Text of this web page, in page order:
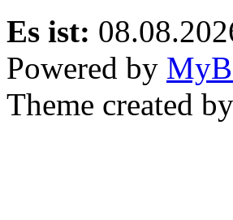
Es ist:
Powered by
Theme created